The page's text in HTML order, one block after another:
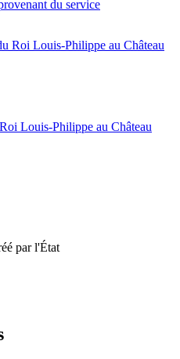
du service
Louis-Philippe au Château
par l'État